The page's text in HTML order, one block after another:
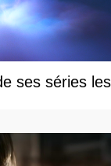
ses séries les